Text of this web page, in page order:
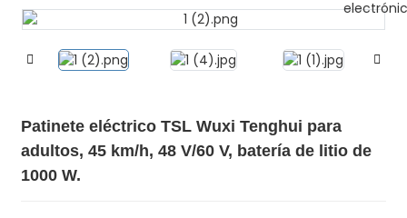
Patinete eléctrico TSL Wuxi Tenghui para
adultos, 45 km/h, 48 V/60 V, batería de litio de
1000 W.